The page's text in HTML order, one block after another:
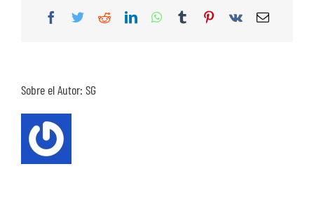
Facebook
TwitterRedditLinkedInWhatsApp
TumblrPinterest
Vk
Correo
Sobre el Autor: SG